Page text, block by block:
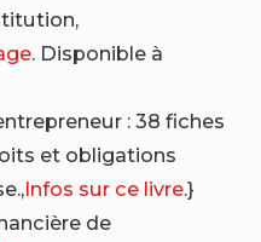
. Disponible à
: 38 fiches
et obligations
Infos sur ce livre.}
de